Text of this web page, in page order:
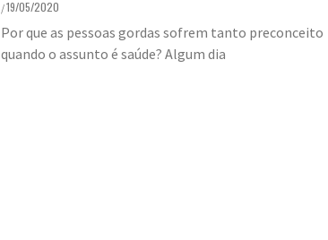
/19/05/2020
Por que as pessoas gordas sofrem tanto preconceito
quando o assunto é saúde? Algum dia